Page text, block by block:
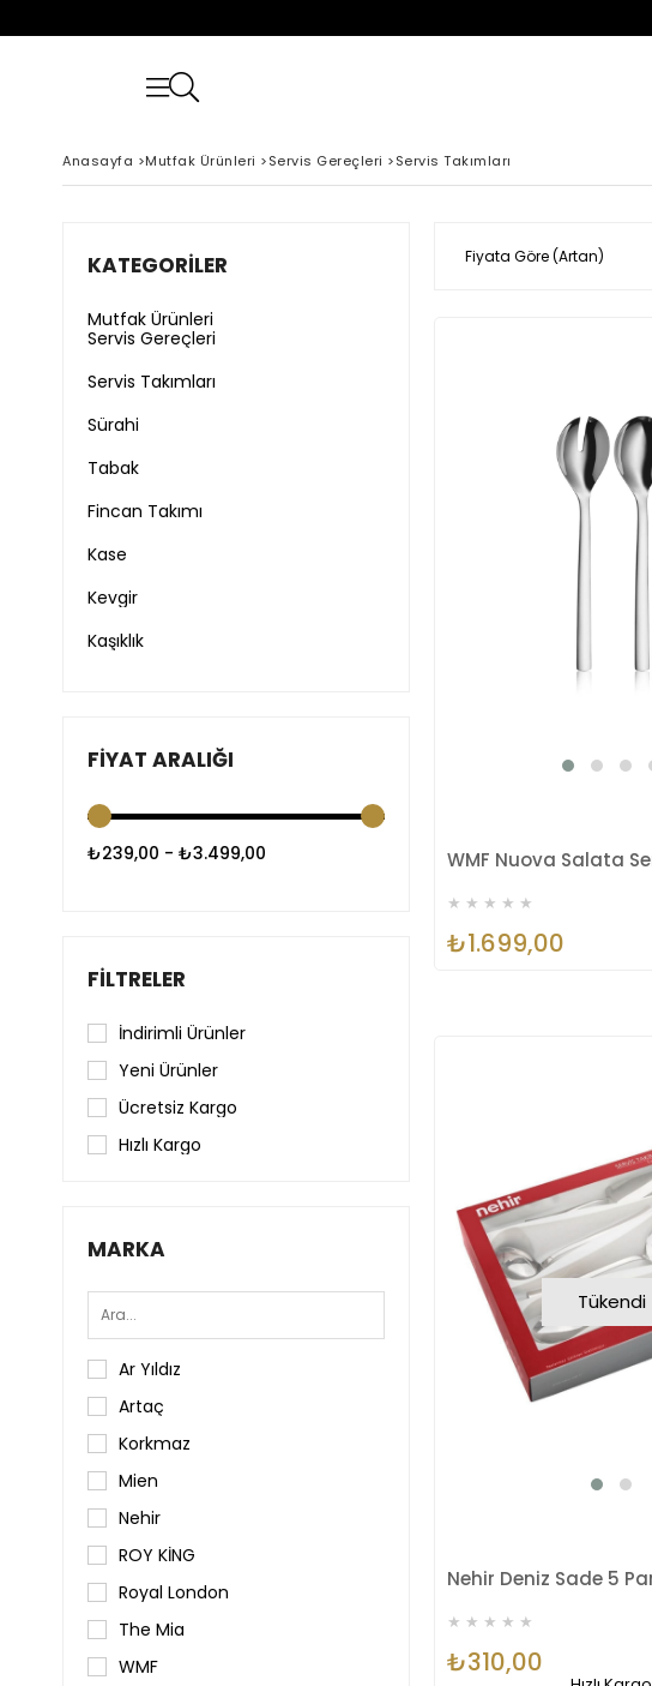
Anasayfa >Mutfak Ürünleri >Servis Gereçleri >Servis Takımları
KATEGORILER
Mutfak Ürünleri
Servis Gereçleri
Servis Takımları
Sürahi
Tabak
Fincan Takımı
Kase
Kevgir
Kaşıklık
Servis Kepçesi
Servis Çatal
Şeker Maşa
Servis Kürek
Tepsi
Maşa
Salata Maşa
Makarna Maşa
Pasta Maşa
Servis Kaşık
Porselen Yemek Takımı
Çay Tabak & Bardak
FIYAT ARALIĞI
₺239,00 - ₺3.499,00
FILTRELER
İndirimli Ürünler
Yeni Ürünler
Ücretsiz Kargo
Hızlı Kargo
MARKA
Ar Yıldız
Artaç
Korkmaz
Mien
Nehir
ROY KİNG
Royal London
The Mia
WMF
Fiyata Göre (Artan)
★ ★ ★ ★ ★
₺1.699,00
Tükendi
★ ★ ★ ★ ★
₺310,00